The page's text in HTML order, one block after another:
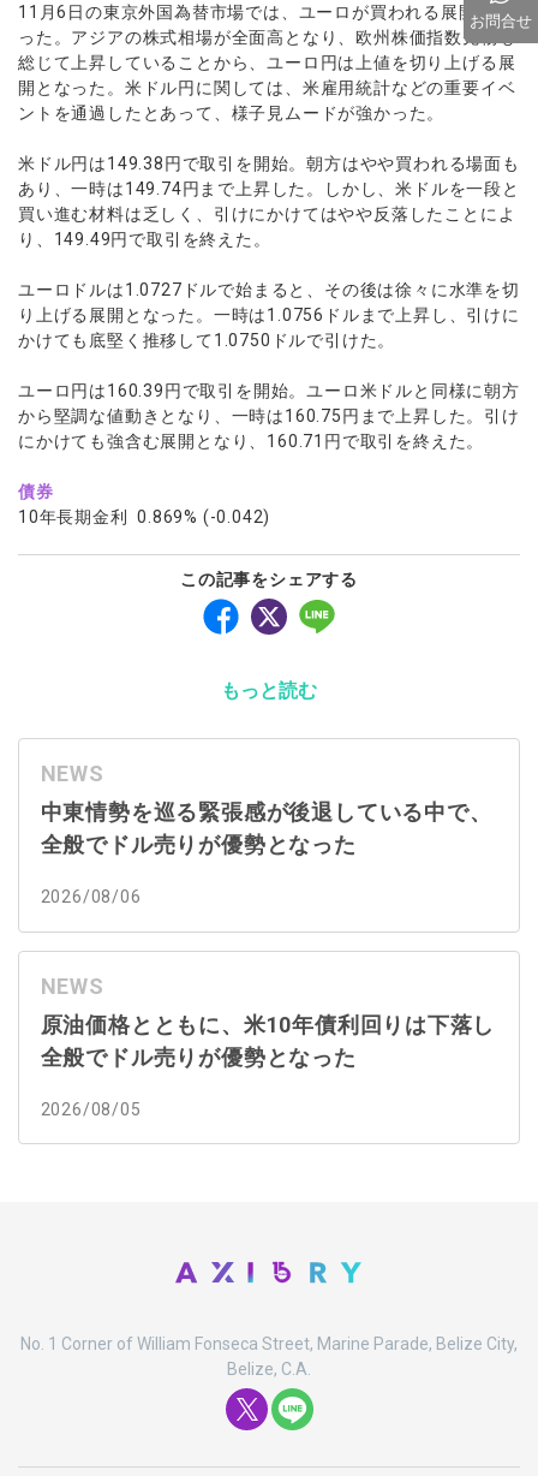
11月6日の東京外国為替市場では、ユーロが買われる展開とな
った。アジアの株式相場が全面高となり、欧州株価指数先物も
総じて上昇していることから、ユーロ円は上値を切り上げる展
開となった。米ドル円に関しては、米雇用統計などの重要イベ
ントを通過したとあって、様子見ムードが強かった。
米ドル円は149.38円で取引を開始。朝方はやや買われる場面も
あり、一時は149.74円まで上昇した。しかし、米ドルを一段と
買い進む材料は乏しく、引けにかけてはやや反落したことによ
り、149.49円で取引を終えた。
ユーロドルは1.0727ドルで始まると、その後は徐々に水準を切
り上げる展開となった。一時は1.0756ドルまで上昇し、引けに
かけても底堅く推移して1.0750ドルで引けた。
ユーロ円は160.39円で取引を開始。ユーロ米ドルと同様に朝方
から堅調な値動きとなり、一時は160.75円まで上昇した。引け
にかけても強含む展開となり、160.71円で取引を終えた。
債券
10年長期金利 0.869% (-0.042)
この記事をシェアする
もっと読む
NEWS
中東情勢を巡る緊張感が後退している中で、
全般でドル売りが優勢となった
2026/08/06
NEWS
原油価格とともに、米10年債利回りは下落し
全般でドル売りが優勢となった
2026/08/05
No. 1 Corner of William Fonseca Street, Marine Parade, Belize City,
Belize, C.A.
お問合せ